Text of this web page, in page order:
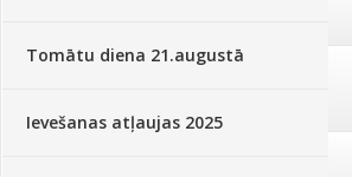
Tomātu diena 21.augustā
Ievešanas atļaujas 2025